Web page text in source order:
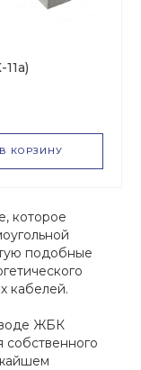
В КОРЗИНУ
которое
подобные
кабелей.
ЖБК
собственного